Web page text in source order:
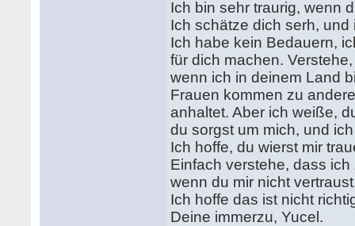
Ich bin sehr traurig, wenn
Ich schätze dich serh,
Ich habe kein Bedauern,
für dich machen.
wenn ich in deinem Land
Frauen kommen zu
anhaltet. Aber ich weiße,
du sorgst um mich, und
Ich hoffe, du wierst mir
Einfach verstehe, dass
wenn du mir nicht
Ich hoffe das ist nicht
Deine immerzu, Yucel.